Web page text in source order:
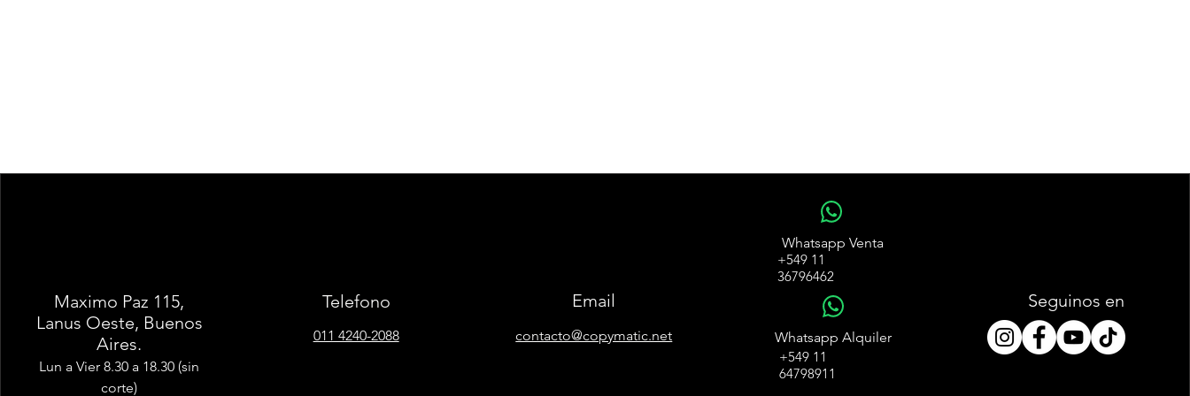
Maximo Paz 115,
Lanus Oeste, Buenos
Aires.
Lun a Vier 8.30 a 18.30 (sin
corte)
Telefono
011 4240-2088
Email
contacto@copymatic.net
Whatsapp Venta
+549 11
36796462
Whatsapp Alquiler
+549 11
64798911
Seguinos en